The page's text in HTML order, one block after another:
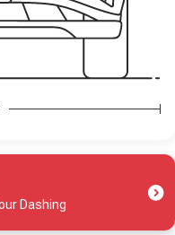
Dashing